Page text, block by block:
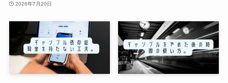
2026年7月20日